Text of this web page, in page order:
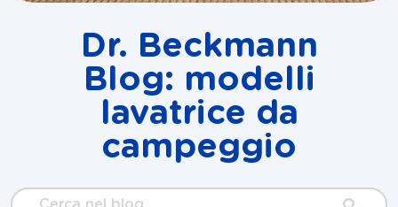
Dr. Beckmann
Blog: modelli
lavatrice da
campeggio
Cerca